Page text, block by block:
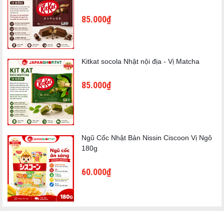
Thông tin sản phẩm
Thương hiệu: UHA Mikakuto
Tên sản phẩm: Salted Azuki Candy
Xuất xứ: Nhật Bản
Quy cách: Túi
Thành phần
85.000₫
Kitkat socola Nhật nội địa - Vị Matcha
85.000₫
Ngũ Cốc Nhật Bản Nissin Ciscoon Vị Ngô
180g
60.000₫